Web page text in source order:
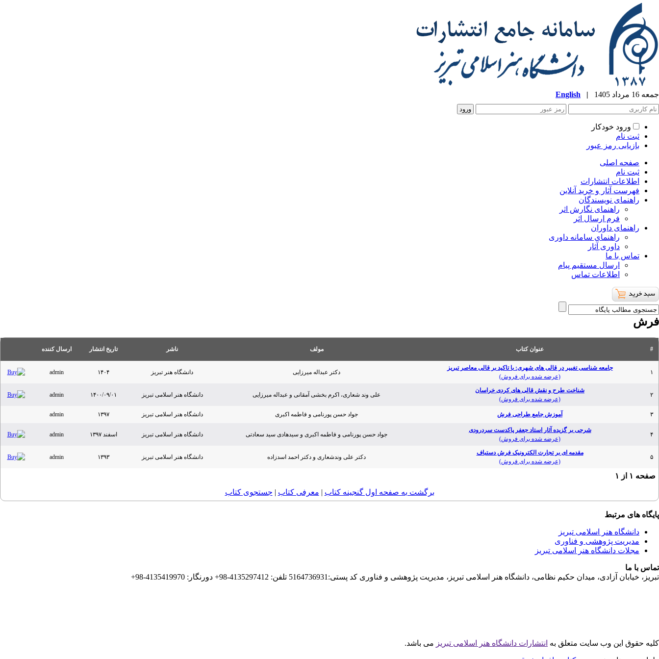
جمعه 16 مرداد 1405 |
English
ورود خودکار
ثبت نام
بازیابی رمز عبور
صفحه اصلی
ثبت نام
اطلاعات انتشارات
فهرست آثار و خرید آنلاین
راهنمای نویسندگان
راهنمای نگارش اثر
فرم ارسال اثر
راهنمای داوران
راهنمای سامانه داوری
داوری آثار
تماس با ما
ارسال مستقیم پیام
اطلاعات تماس
فرش
# عنوان کتاب مولف ناشر تاریخ انتشار ارسال کننده
جامعه شناسی تغییر در قالی های شهری: با تاکید بر قالی معاصر تبریز
(عرضه شده برای فروش)
دکتر عبداله میرزایی دانشگاه هنر تبریز ۱۴۰۴ admin
۲
شناخت طرح و نقش قالی های کردی خراسان
(عرضه شده برای فروش)
علی وند شعاری، اکرم بخشی آمقانی و عبداله میرزایی دانشگاه هنر اسلامی تبریز admin
۳ آموزش جامع طراحی فرش جواد حسن پورنامی و فاطمه اکبری دانشگاه هنر اسلامی تبریز ۱۳۹۷ admin
۴
شرحی بر گزیده آثار استاد جعفر پاکدست سردرودی
(عرضه شده برای فروش)
جواد حسن پورنامی و فاطمه اکبری و سیدهادی سید سعادتی دانشگاه هنر اسلامی تبریز اسفند ۱۳۹۷ admin
۵
مقدمه ای بر تجارت الکترونیک فرش دستباف
(عرضه شده برای فروش)
دکتر علی وندشعاری و دکتر احمد اسدزاده دانشگاه هنر اسلامی تبریز ۱۳۹۳ admin
صفحه ۱ از ۱
برگشت به صفحه اول گنجینه کتاب‌ | معرفی كتاب | جستجوی كتاب‌
پایگاه های مرتبط
دانشگاه هنر اسلامی تبریز
مدیریت پژوهشی و فناوری
مجلات دانشگاه هنر اسلامی تبریز
تماس با ما
تبریز، خیابان آزادی، میدان حکیم نظامی، دانشگاه هنر اسلامی تبریز، مدیریت پژوهشی و فناوری کد پستی:5164736931 تلفن: 4135297412-98+ دورنگار: 4135419970-98+
کلیه حقوق این وب سایت متعلق به انتشارات دانشگاه هنر اسلامی تبریز می باشد.